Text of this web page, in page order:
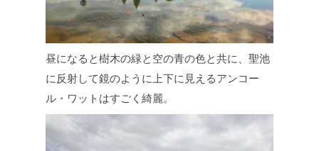
昼になると樹木の緑と空の青の色と共に、聖池
に反射して鏡のように上下に見えるアンコー
ル・ワットはすごく綺麗。